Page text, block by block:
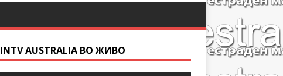
INTV AUSTRALIA ВО ЖИВО